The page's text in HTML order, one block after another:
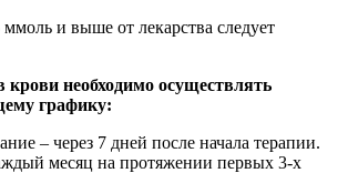
и выше от лекарства следует
крови необходимо осуществлять
графику:
– через 7 дней после начала терапии.
месяц на протяжении первых 3-х